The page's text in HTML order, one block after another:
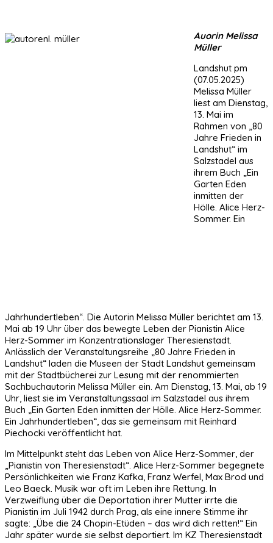
Auorin Melissa
Müller
Landshut pm
(07.05.2025)
Melissa Müller
liest am Dienstag,
13. Mai im
Rahmen von „80
Jahre Frieden in
Landshut“ im
Salzstadel aus
ihrem Buch „Ein
Garten Eden
inmitten der
Hölle. Alice Herz-
Sommer. Ein
Jahrhundertleben“. Die Autorin Melissa Müller berichtet am 13.
Mai ab 19 Uhr über das bewegte Leben der Pianistin Alice
Herz-Sommer im Konzentrationslager Theresienstadt.
Anlässlich der Veranstaltungsreihe „80 Jahre Frieden in
Landshut“ laden die Museen der Stadt Landshut gemeinsam
mit der Stadtbücherei zur Lesung mit der renommierten
Sachbuchautorin Melissa Müller ein. Am Dienstag, 13. Mai, ab 19
Uhr, liest sie im Veranstaltungssaal im Salzstadel aus ihrem
Buch „Ein Garten Eden inmitten der Hölle. Alice Herz-Sommer.
Ein Jahrhundertleben“, das sie gemeinsam mit Reinhard
Piechocki veröffentlicht hat.
Im Mittelpunkt steht das Leben von Alice Herz-Sommer, der
„Pianistin von Theresienstadt“. Alice Herz-Sommer begegnete
Persönlichkeiten wie Franz Kafka, Franz Werfel, Max Brod und
Leo Baeck. Musik war oft im Leben ihre Rettung. In
Verzweiflung über die Deportation ihrer Mutter irrte die
Pianistin im Juli 1942 durch Prag, als eine innere Stimme ihr
sagte: „Übe die 24 Chopin-Etüden – das wird dich retten!“ Ein
Jahr später wurde sie selbst deportiert. Im KZ Theresienstadt